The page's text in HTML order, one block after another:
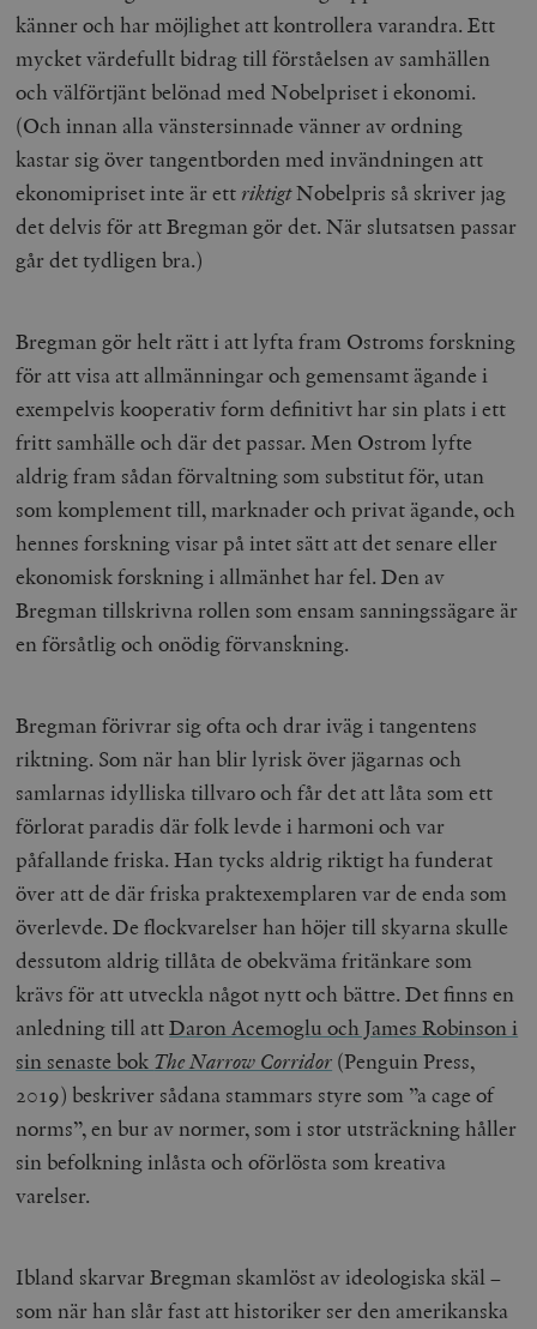
känner och har möjlighet att kontrollera varandra. Ett
mycket värdefullt bidrag till förståelsen av samhällen
och välförtjänt belönad med Nobelpriset i ekonomi.
(Och innan alla vänstersinnade vänner av ordning
kastar sig över tangentborden med invändningen att
ekonomipriset inte är ett riktigtNobelpris så skriver jag
det delvis för att Bregman gör det. När slutsatsen passar
går det tydligen bra.)
Bregman gör helt rätt i att lyfta fram Ostroms forskning
för att visa att allmänningar och gemensamt ägande i
exempelvis kooperativ form definitivt har sin plats i ett
fritt samhälle och där det passar. Men Ostrom lyfte
aldrig fram sådan förvaltning som substitut för, utan
som komplement till, marknader och privat ägande, och
hennes forskning visar på intet sätt att det senare eller
ekonomisk forskning i allmänhet har fel. Den av
Bregman tillskrivna rollen som ensam sanningssägare är
en försåtlig och onödig förvanskning.
Bregman förivrar sig ofta och drar iväg i tangentens
riktning. Som när han blir lyrisk över jägarnas och
samlarnas idylliska tillvaro och får det att låta som ett
förlorat paradis där folk levde i harmoni och var
påfallande friska. Han tycks aldrig riktigt ha funderat
över att de där friska praktexemplaren var de enda som
överlevde. De flockvarelser han höjer till skyarna skulle
dessutom aldrig tillåta de obekväma fritänkare som
krävs för att utveckla något nytt och bättre. Det finns en
anledning till attDaron Acemoglu och James Robinson i
sin senaste bok The Narrow Corridor (Penguin Press,
2019) beskriver sådana stammars styre som ”a cage of
norms”, en bur av normer, som i stor utsträckning håller
sin befolkning inlåsta och oförlösta som kreativa
varelser.
Ibland skarvar Bregman skamlöst av ideologiska skäl –
som när han slår fast att historiker ser den amerikanska